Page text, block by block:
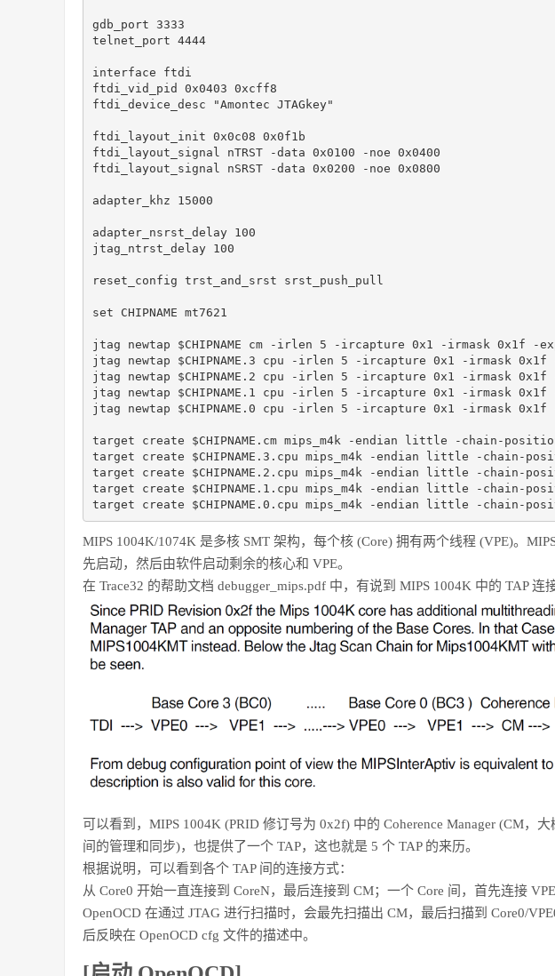
gdb_port 3333
telnet_port 4444
interface ftdi
ftdi_vid_pid 0x0403 0xcff8
ftdi_device_desc "Amontec JTAGkey"
ftdi_layout_init 0x0c08 0x0f1b
ftdi_layout_signal nTRST -data 0x0100 -noe 0x0400
ftdi_layout_signal nSRST -data 0x0200 -noe 0x0800
adapter_khz 15000
adapter_nsrst_delay 100
jtag_ntrst_delay 100
reset_config trst_and_srst srst_push_pull
set CHIPNAME mt7621
jtag newtap $CHIPNAME cm -irlen 5 -ircapture 0x1 -irmask 0x1f -
jtag newtap $CHIPNAME.3 cpu -irlen 5 -ircapture 0x1 -irmask 0x1f
jtag newtap $CHIPNAME.2 cpu -irlen 5 -ircapture 0x1 -irmask 0x1f
jtag newtap $CHIPNAME.1 cpu -irlen 5 -ircapture 0x1 -irmask 0x1f
jtag newtap $CHIPNAME.0 cpu -irlen 5 -ircapture 0x1 -irmask 0x1f
target create $CHIPNAME.cm mips_m4k -endian little -chain-position
target create $CHIPNAME.3.cpu mips_m4k -endian little -chain-
target create $CHIPNAME.2.cpu mips_m4k -endian little -chain-
target create $CHIPNAME.1.cpu mips_m4k -endian little -chain-
target create $CHIPNAME.0.cpu mips_m4k -endian little -chain-
MIPS 1004K/1074K 是多核 SMT 架构，每个核 (Core) 拥有两个线程 (VPE)。
先启动，然后由软件启动剩余的核心和 VPE。
在 Trace32 的帮助文档 debugger_mips.pdf 中，有说到 MIPS 1004K 中的 TAP 连
可以看到，MIPS 1004K (PRID 修订号为 0x2f) 中的 Coherence Manager (CM，
间的管理和同步)，也提供了一个 TAP，这也就是 5 个 TAP 的来历。
根据说明，可以看到各个 TAP 间的连接方式：
从 Core0 开始一直连接到 CoreN，最后连接到 CM；一个 Core 间，首先连接
OpenOCD 在通过 JTAG 进行扫描时，会最先扫描出 CM，最后扫描到 Core0/
后反映在 OpenOCD cfg 文件的描述中。